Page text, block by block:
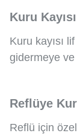
Kuru
Kuru kayısı
gidermeye ve
Reflüye
Reflü için